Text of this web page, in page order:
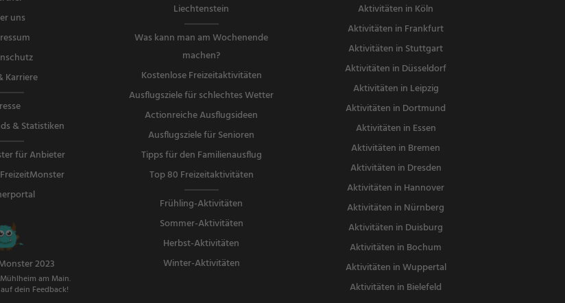
uns
Karriere
& Statistiken
für Anbieter
2023
am Main.
dein Feedback!
Liechtenstein
Was kann man am Wochenende
machen?
Kostenlose Freizeitaktivitäten
Ausflugsziele für schlechtes Wetter
Actionreiche Ausflugsideen
Ausflugsziele für Senioren
Tipps für den Familienausflug
Top 80 Freizeitaktivitäten
Frühling-Aktivitäten
Sommer-Aktivitäten
Herbst-Aktivitäten
Winter-Aktivitäten
Aktivitäten in Köln
Aktivitäten in Frankfurt
Aktivitäten in Stuttgart
Aktivitäten in Düsseldorf
Aktivitäten in Leipzig
Aktivitäten in Dortmund
Aktivitäten in Essen
Aktivitäten in Bremen
Aktivitäten in Dresden
Aktivitäten in Hannover
Aktivitäten in Nürnberg
Aktivitäten in Duisburg
Aktivitäten in Bochum
Aktivitäten in Wuppertal
Aktivitäten in Bielefeld